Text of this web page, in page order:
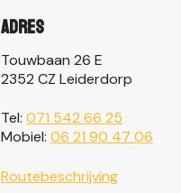
Adres
Touwbaan 26 E
2352 CZ Leiderdorp
Tel: 071 542 66 25
Mobiel: 06 21 90 47 06
Routebeschrijving